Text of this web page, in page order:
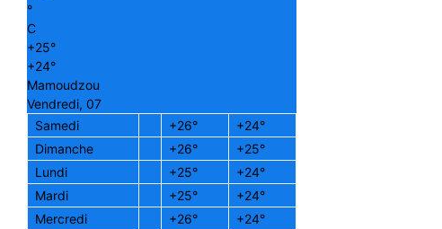
°
C
+25°
+24°
Mamoudzou
Vendredi, 07
Samedi
+26° +24°
Dimanche
+26° +25°
Lundi
+25° +24°
Mardi
+25° +24°
Mercredi
+26° +24°